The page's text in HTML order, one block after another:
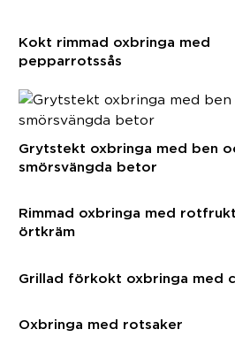
Kokt rimmad oxbringa med
pepparrotssås
Grytstekt oxbringa med ben
smörsvängda betor
Rimmad oxbringa med
örtkräm
Grillad förkokt oxbringa med
Oxbringa med rotsaker